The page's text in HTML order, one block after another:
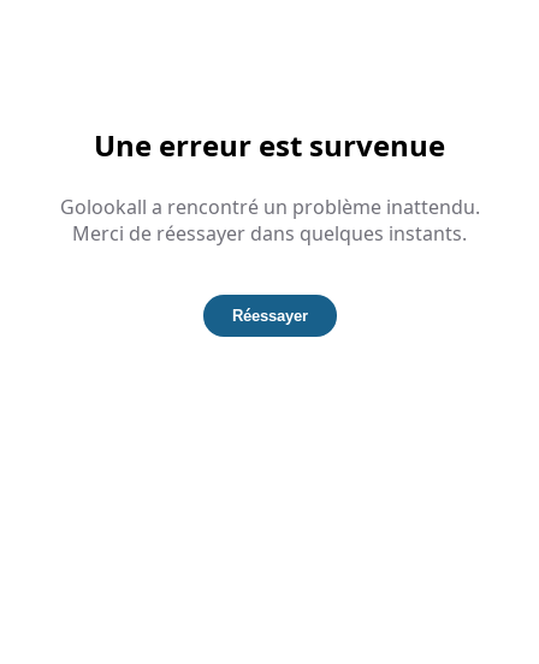
Une erreur est survenue
Golookall a rencontré un problème inattendu.
Merci de réessayer dans quelques instants.
Réessayer